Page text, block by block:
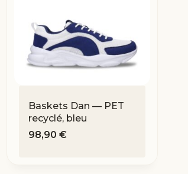
Baskets Dan — PET
recyclé, bleu
98,90€